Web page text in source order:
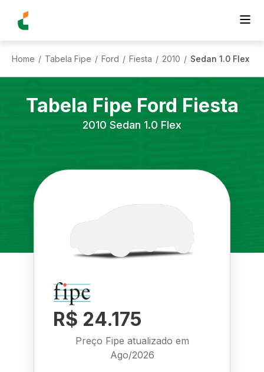
Home / Tabela Fipe / Ford / Fiesta / 2010 / Sedan 1.0 Flex
Tabela Fipe Ford Fiesta
2010 Sedan 1.0 Flex
R$ 24.175
Preço Fipe atualizado em
Ago/2026